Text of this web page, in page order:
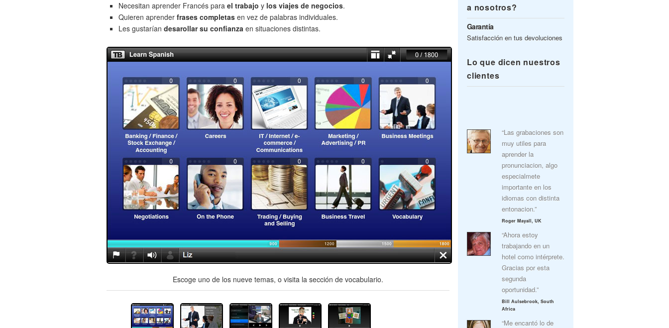
Necesitan aprender Francés para el trabajo y los viajes de negocios.
Quieren aprender frases completas en vez de palabras individuales.
Les gustarían desarollar su confianza en situaciones distintas.
Escoge uno de los nueve temas, o visita la sección de vocabulario.
a nosotros?
Garantía
Satisfacción en tus devoluciones
Lo que dicen nuestros
clientes
“Las grabaciones son
muy utiles para
aprender la
pronunciacion, algo
especialmete
importante en los
idiomas con distinta
entonacion.”
Roger Mayall, UK
“Ahora estoy
trabajando en un
hotel como intérprete.
Gracias por esta
segunda
oportunidad.”
Bill Aulsebrook, South
Africa
“Me encantó lo de